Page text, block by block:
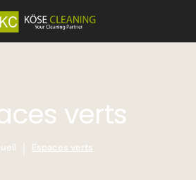
verts
Espaces verts